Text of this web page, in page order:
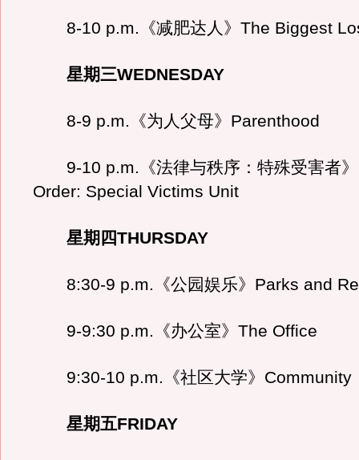
8-10 p.m.《减肥达人》The Biggest
星期三WEDNESDAY
8-9 p.m.《为人父母》Parenthood
9-10 p.m.《法律与秩序：特殊受害者
Order: Special Victims Unit
星期四THURSDAY
8:30-9 p.m.《公园娱乐》Parks and
9-9:30 p.m.《办公室》The Office
9:30-10 p.m.《社区大学》Community
星期五FRIDAY